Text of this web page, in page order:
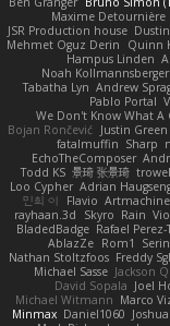
Maxime Detournière
JSR Production house
Mehmet Oguz Derin
Quinn
Hampus Linden
Noah Kollmannsberger
Tabatha Lyn Andrew
Pablo Portal
We Don't Know What A
Bojan Rončević Justin Green
fatalmuffin Sharp
EchoTheComposer
Todd KS 景琦 张景琦
Loo Cypher Adrian
민희 이
Flavio
rayhaan.3d
Skyro Rain
BladedBadge Rafael
AblazZe Rom1
Nathan Stoltzfoos Freddy
Michael Sasse Jackson
David Sopala Joel
Michael Witmann Marco
Minmax Daniel1060